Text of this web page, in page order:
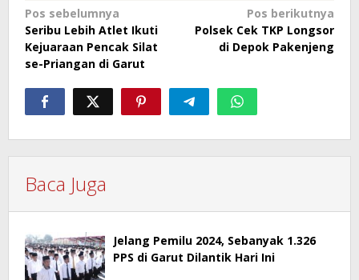
Navigasi
pos
Pos sebelumnya
Seribu Lebih Atlet Ikuti
Kejuaraan Pencak Silat
se-Priangan di Garut
Pos berikutnya
Polsek Cek TKP Longsor
di Depok Pakenjeng
Baca Juga
Jelang Pemilu 2024, Sebanyak 1.326
PPS di Garut Dilantik Hari Ini